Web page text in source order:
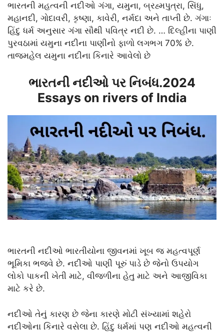
ભારતની મહત્વની નદીઓ ગંગા, યમુના, બ્રહ્મપુત્રા, સિંધુ,
મહાનદી, ગોદાવરી, કૃષ્ણા, કાવેરી, નર્મદા અને તાપ્તી છે. ગંગાઃ
હિંદુ ધર્મ અનુસાર ગંગા સૌથી પવિત્ર નદી છે. … દિલ્હીના પાણી
પુરવઠામાં યમુના નદીના પાણીનો ફાળો લગભગ 70% છે.
તાજમહેલ યમુના નદીના કિનારે આવેલો છે
ભારતની નદીઓ પર નિબંધ.2024
Essays on rivers of India
ભારતની નદીઓ ભારતીયોના જીવનમાં ખૂબ જ મહત્વપૂર્ણ
ભૂમિકા ભજવે છે. નદીઓ પાણી પૂરું પાડે છે જેનો ઉપયોગ
લોકો પાકની ખેતી માટે, વીજળીના હેતુ માટે અને આજીવિકા
માટે કરે છે.
નદીઓ તેનું કારણ છે જેના કારણે મોટી સંખ્યામાં શહેરો
નદીઓના કિનારે વસેલા છે. હિંદુ ધર્મમાં પણ નદીઓ મહત્વની